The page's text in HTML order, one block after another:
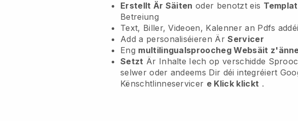
Erstellt Är Säiten oder benotzt eis
Betreiung
Text, Biller, Videoen, Kalenner an Pdfs
Add a personaliséieren ÄrServicer
Eng multilingualsproocheg Websäit
Setzt Är Inhalte Iech op verschidde
selwer oder andeems Dir déi integréiert
Kënschtlinneservicer e Klick klickt .